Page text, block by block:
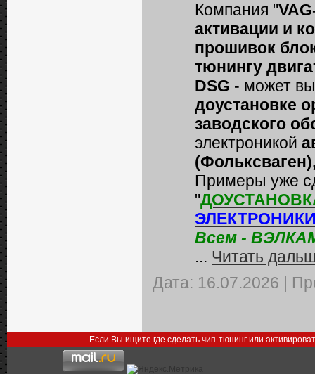
Компания "
активации и
прошивок
тюнингу
DSG - может
доустановке
заводского
электроникой
Примеры уже
"
Всем -
... Читать
Дата: 16.07.2026 |
Если Вы ищите где сделать чип-тюнинг или